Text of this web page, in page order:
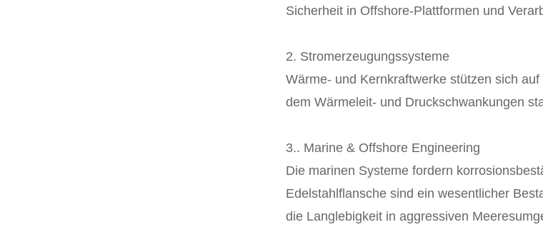
Sicherheit in Offshore-Plattformen und
2. Stromerzeugungssysteme
Wärme- und Kernkraftwerke stützen sich
dem Wärmeleit- und Druckschwankungen
3.. Marine & Offshore Engineering
Die marinen Systeme fordern
Edelstahlflansche sind ein wesentlicher
die Langlebigkeit in aggressiven